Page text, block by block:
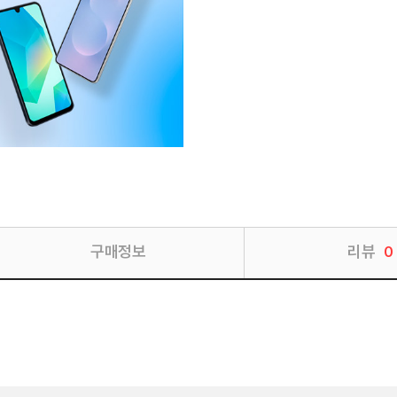
구매정보 리뷰 0